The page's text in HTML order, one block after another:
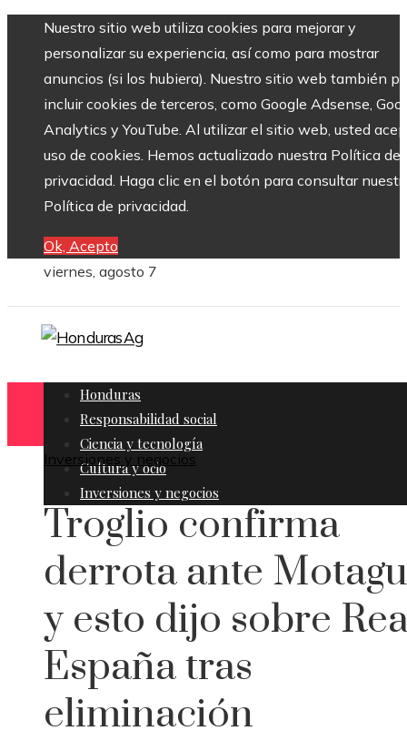
Nuestro sitio web utiliza cookies para mejorar y
personalizar su experiencia, así como para mostrar
anuncios (si los hubiera). Nuestro sitio web también
incluir cookies de terceros, como Google Adsense,
Analytics y YouTube. Al utilizar el sitio web, usted
uso de cookies. Hemos actualizado nuestra Política de
privacidad. Haga clic en el botón para consultar
Política de privacidad.
Ok, Acepto
viernes, agosto 7
Honduras
Responsabilidad social
Ciencia y tecnología
Cultura y ocio
Inversiones y negocios
Inversiones y negocios
Troglio confirma
derrota ante
y esto dijo sobre
España tras
eliminación